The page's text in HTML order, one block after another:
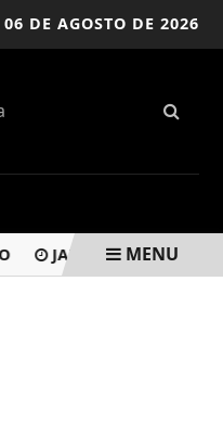
06 DE AGOSTO DE 2026
JANDIRA ENCERRAMENU